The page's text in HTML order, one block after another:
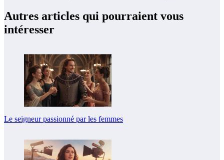
Autres articles qui pourraient vous
intéresser
Le seigneur passionné par les femmes